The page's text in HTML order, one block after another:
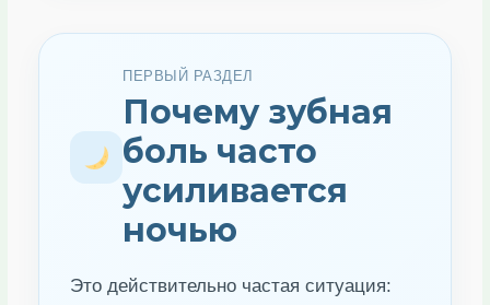
ПЕРВЫЙ РАЗДЕЛ
Почему зубная
боль часто
усиливается
ночью
Это действительно частая ситуация: